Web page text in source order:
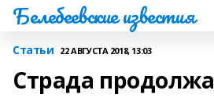
Белебеевские известия
Статьи 22 АВГУСТА 2018, 13:03
Страда